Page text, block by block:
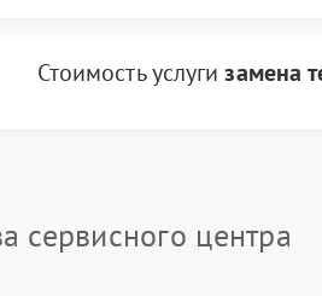
Стоимость услугизамена
сервисного центра